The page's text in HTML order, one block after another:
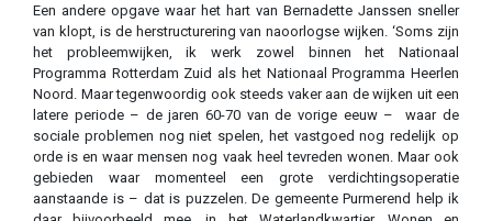
Een andere opgave waar het hart van Bernadette Janssen sneller
van klopt, is de herstructurering van naoorlogse wijken. ‘Soms zijn
het probleemwijken, ik werk zowel binnen het Nationaal
Programma Rotterdam Zuid als het Nationaal Programma Heerlen
Noord. Maar tegenwoordig ook steeds vaker aan de wijken uit een
latere periode – de jaren 60-70 van de vorige eeuw – waar de
sociale problemen nog niet spelen, het vastgoed nog redelijk op
orde is en waar mensen nog vaak heel tevreden wonen. Maar ook
gebieden waar momenteel een grote verdichtingsoperatie
aanstaande is – dat is puzzelen. De gemeente Purmerend help ik